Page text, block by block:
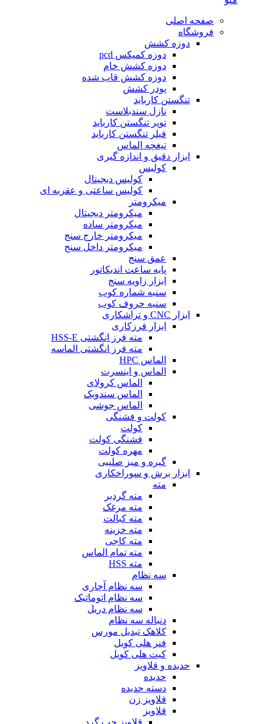
صفحه اصلی
فروشگاه
دوزه کشش
دوزه کمپکس pcd
دوزه کشش خام
دوزه کشش قاب شده
پودر کشش
تنگستن کارباید
نازل سندبلاست
توپر تنگستن کارباید
فیلر تنگستن کارباید
تیغچه الماس
ابزار دقیق و اندازه گیری
کولیس
کولیس دیجیتال
کولیس ساعتی و عقربه ای
میکرومتر
میکرومتر دیجیتال
میکرومتر ساده
میکرومتر خارج سنج
میکرومتر داخل سنج
عمق سنج
پایه ساعت اندیکاتور
ابزار زاویه سنج
سنبه شماره کوب
سنبه حروف کوب
ابزار CNC و تراشکاری
ابزار فرزکاری
مته فرز انگشتی HSS-E
مته فرز انگشتی الماسه
الماس HPC
الماس و اینسرت
الماس کرولای
الماس سندویک
الماس جوشی
کولت و فشنگی
کولت
فشنگی کولت
مهره کولت
گیره و میز صلیبی
ابزار برش و سوراخکاری
مته
مته گردبر
مته مرغک
مته کبالت
مته خزینه
مته کاجی
مته تمام الماس
مته HSS
سه نظام
سه نظام آچاری
سه نظام اتوماتیک
سه نظام دریل
دنباله سه نظام
کلاهک تبدیل مورس
فنر هلی کویل
کیت هلی کویل
حدیده و قلاویز
حدیده
دسته حدیده
قلاویز زن
قلاویز
قلاویز چپ گرد